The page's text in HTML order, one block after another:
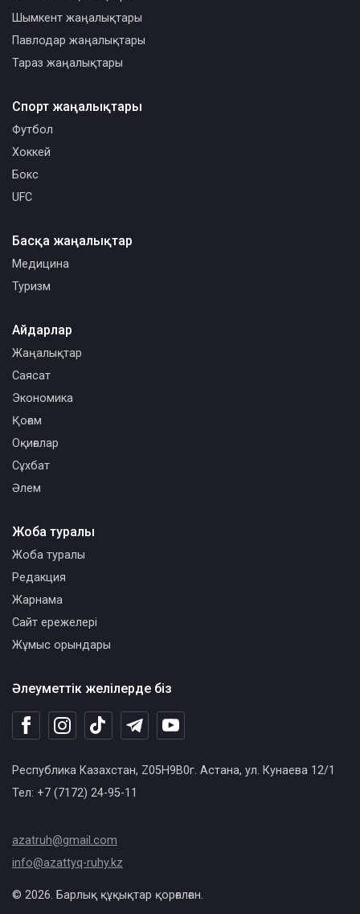
Шымкент жаңалықтары
Павлодар жаңалықтары
Тараз жаңалықтары
Спорт жаңалықтары
Футбол
Хоккей
Бокс
UFC
Басқа жаңалықтар
Медицина
Туризм
Әлеуметтік желілерде біз
Республика Казахстан, Z05H9B0г. Астана, ул. Кунаева 12/1
Тел: +7 (7172) 24-95-11
azatruh@gmail.com
info@azattyq-ruhy.kz
Айдарлар
Жаңалықтар
Саясат
Экономика
Қоғам
Оқиғалар
Сұхбат
Әлем
Жоба туралы
Жоба туралы
Редакция
Жарнама
Сайт ережелері
Жұмыс орындары
© 2026. Барлық құқықтар қорғалған.